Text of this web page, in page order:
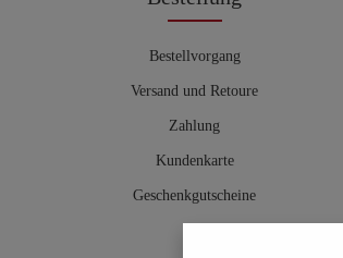
Bestellvorgang
Versand und Retoure
Zahlung
Kundenkarte
Geschenkgutscheine